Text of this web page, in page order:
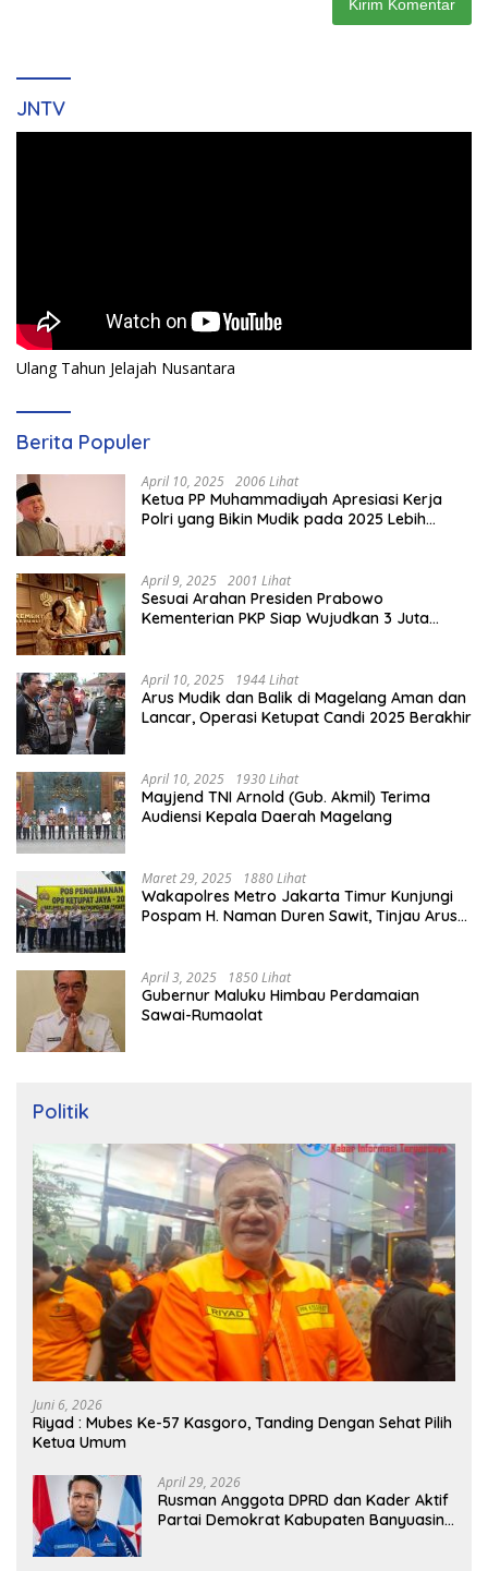
JNTV
Ulang Tahun Jelajah Nusantara
Berita Populer
April 10, 2025 2006 Lihat
Ketua PP Muhammadiyah Apresiasi Kerja
Polri yang Bikin Mudik pada 2025 Lebih
April 9, 2025 2001 Lihat
Sesuai Arahan Presiden Prabowo
Kementerian PKP Siap Wujudkan 3 Juta
April 10, 2025 1944 Lihat
Arus Mudik dan Balik di Magelang Aman dan
Lancar, Operasi Ketupat Candi 2025 Berakhir
April 10, 2025 1930 Lihat
Mayjend TNI Arnold (Gub. Akmil) Terima
Audiensi Kepala Daerah Magelang
Maret 29, 2025 1880 Lihat
Wakapolres Metro Jakarta Timur Kunjungi
Pospam H. Naman Duren Sawit, Tinjau Arus
April 3, 2025 1850 Lihat
Gubernur Maluku Himbau Perdamaian
Sawai-Rumaolat
Politik
Juni 6, 2026
Riyad : Mubes Ke-57 Kasgoro, Tanding Dengan Sehat Pilih
Ketua Umum
April 29, 2026
Rusman Anggota DPRD dan Kader Aktif
Partai Demokrat Kabupaten Banyuasin